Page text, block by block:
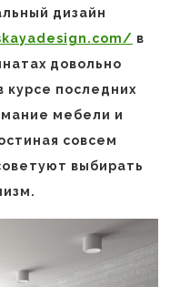
дизайн
в
довольно
курсе последних
мебели и
совсем
выбирать